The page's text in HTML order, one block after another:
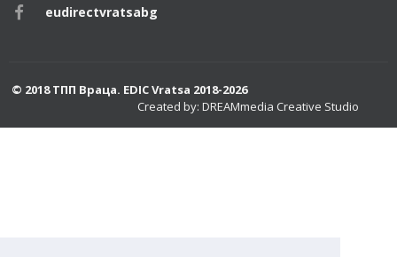
eudirectvratsabg
© 2018 ТПП Враца. EDIC Vratsa 2018-2026
Created by: DREAMmedia Creative Studio